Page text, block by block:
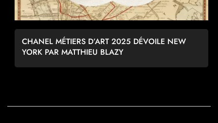
CHANEL MÉTIERS D’ART 2025 DÉVOILE NEW
YORK PAR MATTHIEU BLAZY